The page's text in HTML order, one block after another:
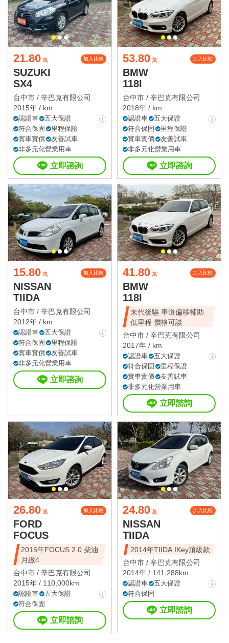
21.80 萬 加入比較
SUZUKI
SX4
台中市 / 辛巴克有限公司
2015年 / km
認證車
五大保證
符合保固
里程保證
實車實價
友善試車
非多元化營業用車
立即諮詢
53.80 萬 加入比較
BMW
118I
台中市 / 辛巴克有限公司
2018年 / km
認證車
五大保證
符合保固
里程保證
實車實價
友善試車
非多元化營業用車
立即諮詢
15.80 萬 加入比較
NISSAN
TIIDA
台中市 / 辛巴克有限公司
2012年 / km
認證車
五大保證
符合保固
里程保證
實車實價
友善試車
非多元化營業用車
立即諮詢
41.80 萬 加入比較
BMW
118I
末代後驅 車道偏移輔助
低里程 價格可談
台中市 / 辛巴克有限公司
2017年 / km
認證車
五大保證
符合保固
里程保證
實車實價
友善試車
非多元化營業用車
立即諮詢
26.80 萬 加入比較
FORD
FOCUS
2015年FOCUS 2.0 柴油
月繳4
台中市 / 辛巴克有限公司
2015年 / 110,000km
認證車
五大保證
符合保固
立即諮詢
24.80 萬 加入比較
NISSAN
TIIDA
2014年TIIDA IKey頂級款
台中市 / 辛巴克有限公司
2014年 / 141,288km
認證車
五大保證
符合保固
立即諮詢